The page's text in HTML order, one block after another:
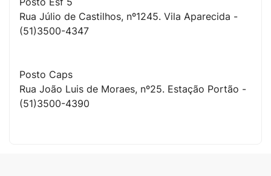
Rua Júlio de Castilhos, nº1245. Vila Aparecida -
(51)3500-4347
Posto Caps
Rua João Luis de Moraes, nº25. Estação Portão -
(51)3500-4390